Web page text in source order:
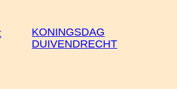
KONINGSDAG
DUIVENDRECHT